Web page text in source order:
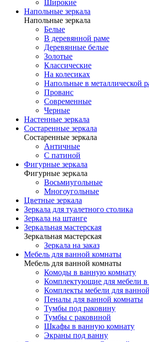
Широкие
Напольные зеркала
Напольные зеркала
Белые
В деревянной раме
Деревянные белые
Золотые
Классические
На колесиках
Напольные в металлической
Прованс
Современные
Черные
Настенные зеркала
Состаренные зеркала
Состаренные зеркала
Античные
С патиной
Фигурные зеркала
Фигурные зеркала
Восьмиугольные
Многоугольные
Цветные зеркала
Зеркала для туалетного столика
Зеркала на штанге
Зеркальная мастерская
Зеркальная мастерская
Зеркала на заказ
Мебель для ванной комнаты
Мебель для ванной комнаты
Комоды в ванную комнату
Комплектующие для мебели
Комплекты мебели для ванной
Пеналы для ванной комнаты
Тумбы под раковину
Тумбы с раковиной
Шкафы в ванную комнату
Экраны под ванну